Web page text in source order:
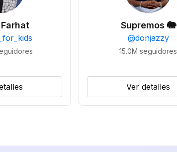
Supremos 🐘
@donjazzy
15.0M seguidores
Ver detalles